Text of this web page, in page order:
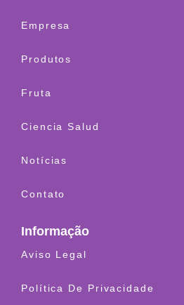
Empresa
Produtos
Fruta
Ciencia Salud
Notícias
Contato
Informação
Aviso Legal
Política De Privacidade